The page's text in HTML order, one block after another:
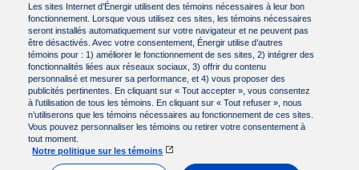
Nous joindre
Besoin de plus d'informations?
Communiquez avec nous.
Par courriel àetg@energir.com
ou par téléphone au 450 449-6960
Les sites Internet d’Énergir utilisent des témoins nécessaires à leur bon
fonctionnement. Lorsque vous utilisez ces sites, les témoins nécessaires
seront installés automatiquement sur votre navigateur et ne peuvent pas
être désactivés. Avec votre consentement, Énergir utilise d’autres
témoins pour : 1) améliorer le fonctionnement de ses sites, 2) intégrer des
fonctionnalités liées aux réseaux sociaux, 3) offrir du contenu
personnalisé et mesurer sa performance, et 4) vous proposer des
publicités pertinentes. En cliquant sur « Tout accepter », vous consentez
à l’utilisation de tous les témoins. En cliquant sur « Tout refuser », nous
n’utiliserons que les témoins nécessaires au fonctionnement de ces sites.
Vous pouvez personnaliser les témoins ou retirer votre consentement à
tout moment.
Notre politique sur les témoins